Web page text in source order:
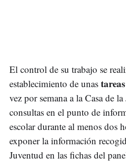
El control de su trabajo se
establecimiento de unas
vez por semana a la Casa de
consultas en el punto de
escolar durante al menos dos
exponer la información
Juventud en las fichas del